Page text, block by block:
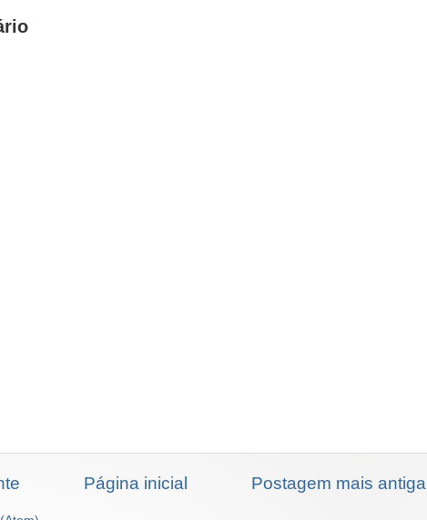
Postagem mais antiga
Página inicial